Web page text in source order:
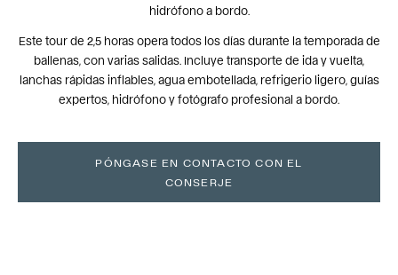
hidrófono a bordo.
Este tour de 2,5 horas opera todos los días durante la temporada de
ballenas, con varias salidas. Incluye transporte de ida y vuelta,
lanchas rápidas inflables, agua embotellada, refrigerio ligero, guías
expertos, hidrófono y fotógrafo profesional a bordo.
PÓNGASE EN CONTACTO CON EL
CONSERJE